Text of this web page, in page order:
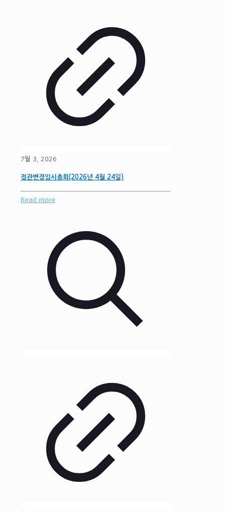
7월 3, 2026
정관변경임시총회(2026년 4월 24일)
Read more